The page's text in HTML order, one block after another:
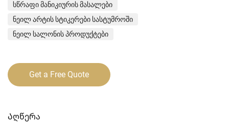
სწრაფი მანიკიურის მასალები
ნეილ არტის სტიკერები სასტუმროში
ნეილ სალონის პროდუქტები
Get a Free Quote
Აღწერა